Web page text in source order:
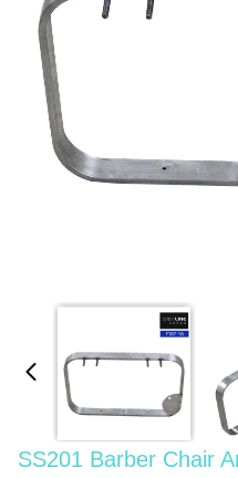
SS201 Barber Chair